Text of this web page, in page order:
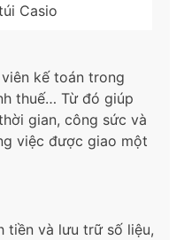
Casio
kế toán trong
thuế… Từ đó giúp
gian, công sức và
việc được giao một
tiền và lưu trữ số liệu,